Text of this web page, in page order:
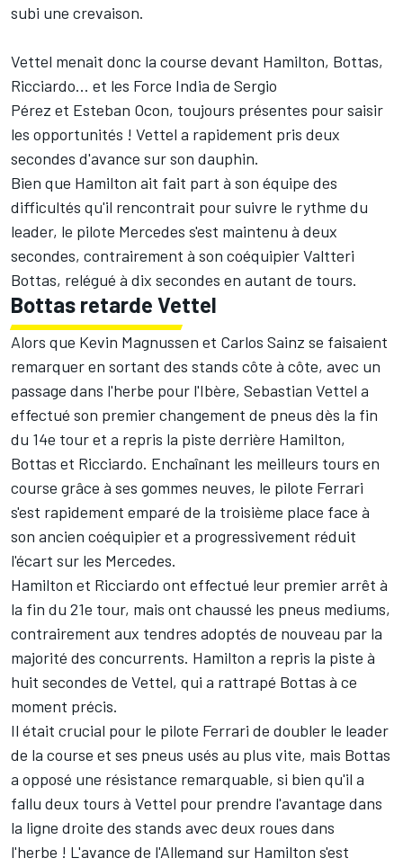
subi une crevaison.
Vettel menait donc la course devant Hamilton, Bottas,
Ricciardo... et les Force India de Sergio
Pérez et Esteban Ocon, toujours présentes pour saisir
les opportunités ! Vettel a rapidement pris deux
secondes d'avance sur son dauphin.
Bien que Hamilton ait fait part à son équipe des
difficultés qu'il rencontrait pour suivre le rythme du
leader, le pilote Mercedes s'est maintenu à deux
secondes, contrairement à son coéquipier Valtteri
Bottas, relégué à dix secondes en autant de tours.
Bottas retarde Vettel
Alors que Kevin Magnussen et Carlos Sainz se faisaient
remarquer en sortant des stands côte à côte, avec un
passage dans l'herbe pour l'Ibère, Sebastian Vettel a
effectué son premier changement de pneus dès la fin
du 14e tour et a repris la piste derrière Hamilton,
Bottas et Ricciardo. Enchaînant les meilleurs tours en
course grâce à ses gommes neuves, le pilote Ferrari
s'est rapidement emparé de la troisième place face à
son ancien coéquipier et a progressivement réduit
l'écart sur les Mercedes.
Hamilton et Ricciardo ont effectué leur premier arrêt à
la fin du 21e tour, mais ont chaussé les pneus mediums,
contrairement aux tendres adoptés de nouveau par la
majorité des concurrents. Hamilton a repris la piste à
huit secondes de Vettel, qui a rattrapé Bottas à ce
moment précis.
Il était crucial pour le pilote Ferrari de doubler le leader
de la course et ses pneus usés au plus vite, mais Bottas
a opposé une résistance remarquable, si bien qu'il a
fallu deux tours à Vettel pour prendre l'avantage dans
la ligne droite des stands avec deux roues dans
l'herbe ! L'avance de l'Allemand sur Hamilton s'est